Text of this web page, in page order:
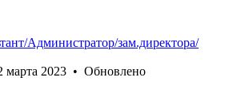
Администратор/зам.директора/
марта 2023 • Обновлено